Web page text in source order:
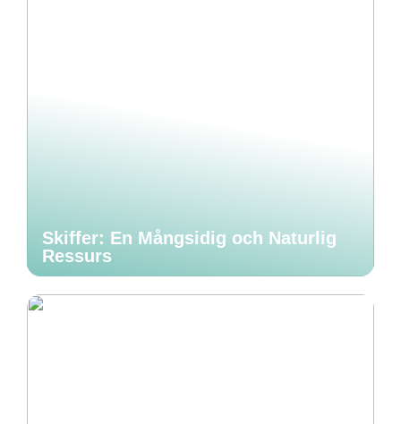
Skiffer: En Mångsidig och Naturlig
Ressurs